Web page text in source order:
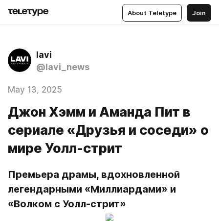
About Teletype Join
lavi
@lavi_news
May 13, 2025
Джон Хэмм и Аманда Пит в
сериале «Друзья и соседи» о
мире Уолл-стрит
Премьера драмы, вдохновленной
легендарными «Миллиардами» и
«Волком с Уолл-стрит»